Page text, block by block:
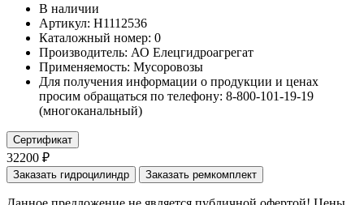
В наличии
Артикул: Н1112536
Каталожный номер: 0
Производитель: АО Елецгидроагрегат
Применяемость: Мусоровозы
Для получения информации о продукции и ценах
просим обращаться по телефону: 8-800-101-19-19
(многоканальный)
Сертификат
32200 ₽
Заказать гидроцилиндр Заказать ремкомплект